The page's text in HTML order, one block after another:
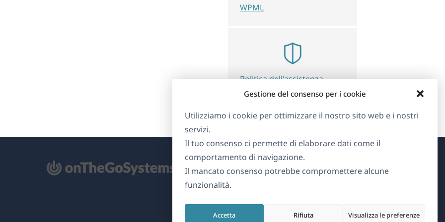
Gestione del consenso per i cookie
Utilizziamo i cookie per ottimizzare il nostro sito web e i nostri
servizi.
Il tuo consenso ci permette di elaborare dati come il
comportamento di navigazione.
Il mancato consenso potrebbe compromettere alcune
funzionalità.
Accetta Rifiuta Visualizza le preferenze
WPML
Politica dell'assistenza
clienti di WPML »
Informazioni su WPML
apre